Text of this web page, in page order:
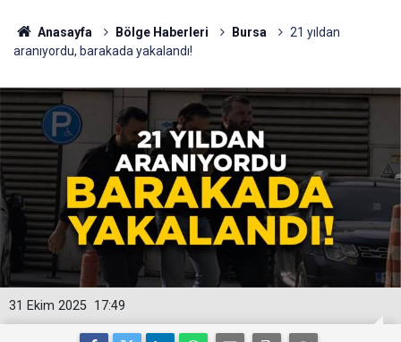
Anasayfa Bölge Haberleri Bursa
21 yıldan
aranıyordu, barakada yakalandı!
17:49
31 Ekim 2025